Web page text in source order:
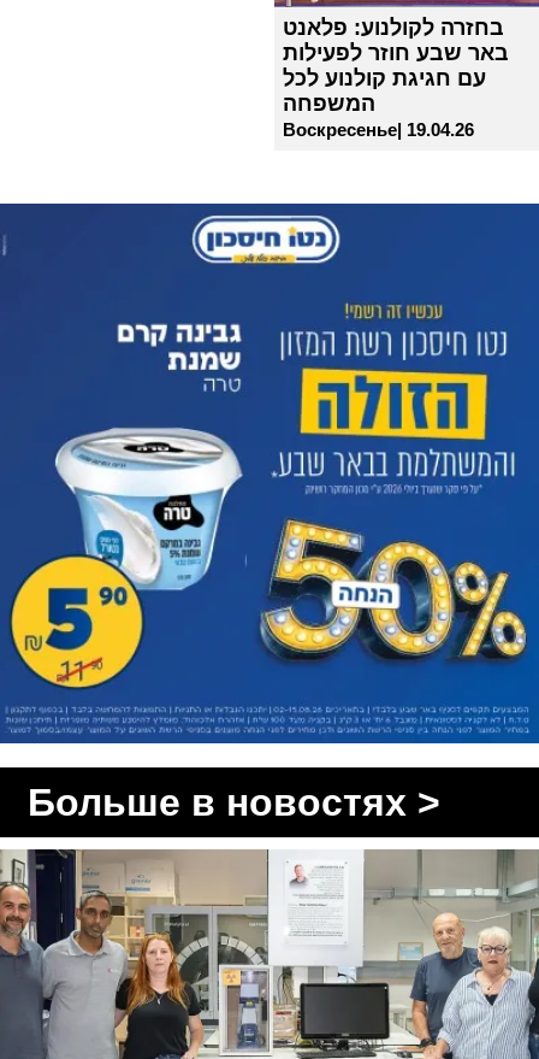
בחזרה לקולנוע: פלאנט
באר שבע חוזר לפעילות
עם חגיגת קולנוע לכל
המשפחה
Воскресенье| 19.04.26
Больше в новостях >